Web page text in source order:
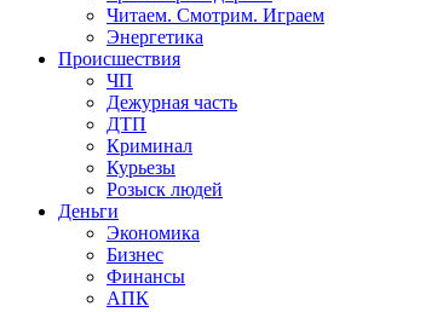
Читаем. Смотрим. Играем
Энергетика
Происшествия
ЧП
Дежурная часть
ДТП
Криминал
Курьезы
Розыск людей
Деньги
Экономика
Бизнес
Финансы
АПК